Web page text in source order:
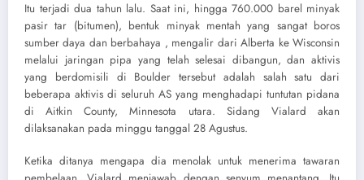
Itu terjadi dua tahun lalu. Saat ini, hingga 760.000 barel minyak
pasir tar (bitumen), bentuk minyak mentah yang sangat boros
sumber daya dan berbahaya , mengalir dari Alberta ke Wisconsin
melalui jaringan pipa yang telah selesai dibangun, dan aktivis
yang berdomisili di Boulder tersebut adalah salah satu dari
beberapa aktivis di seluruh AS yang menghadapi tuntutan pidana
di Aitkin County, Minnesota utara. Sidang Vialard akan
dilaksanakan pada minggu tanggal 28 Agustus.
Ketika ditanya mengapa dia menolak untuk menerima tawaran